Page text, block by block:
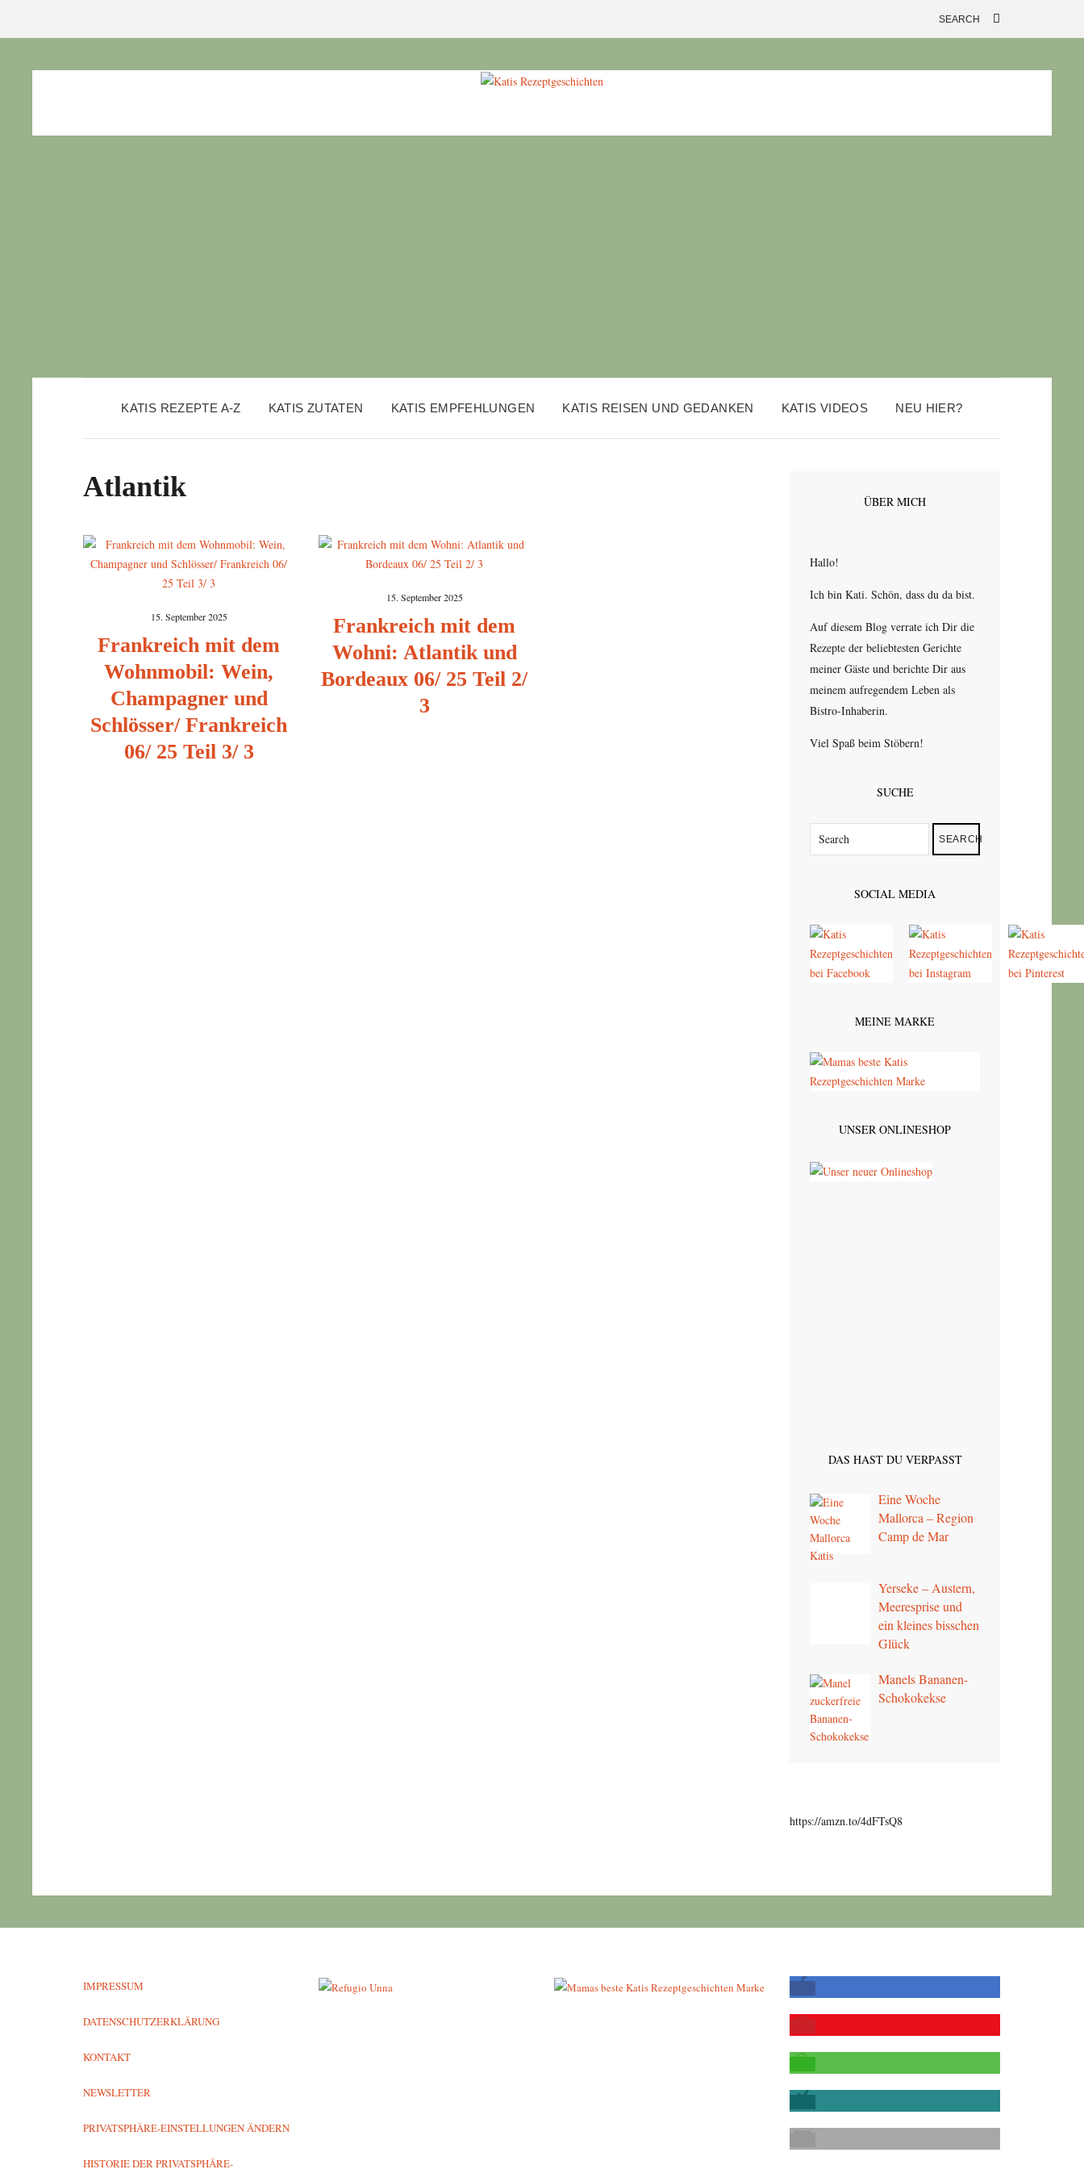
KATIS REZEPTE A-Z KATIS ZUTATEN KATIS EMPFEHLUNGEN KATIS REISEN UND GEDANKEN KATIS VIDEOS NEU HIER?
Atlantik
15. September 2025
Frankreich mit dem
Wohnmobil: Wein,
Champagner und
Schlösser/ Frankreich
06/ 25 Teil 3/ 3
15. September 2025
Frankreich mit dem
Wohni: Atlantik und
Bordeaux 06/ 25 Teil 2/
3
ÜBER MICH
Hallo!
Ich bin Kati. Schön, dass du da bist.
Auf diesem Blog verrate ich Dir die
Rezepte der beliebtesten Gerichte
meiner Gäste und berichte Dir aus
meinem aufregendem Leben als
Bistro-Inhaberin.
Viel Spaß beim Stöbern!
SUCHE
SEARCH
SOCIAL MEDIA
MEINE MARKE
UNSER ONLINESHOP
DAS HAST DU VERPASST
Eine Woche
Mallorca – Region
Camp de Mar
Yerseke – Austern,
Meeresprise und
ein kleines bisschen
Glück
Manels Bananen-
Schokokekse
https://amzn.to/4dFTsQ8
IMPRESSUM
DATENSCHUTZERKLÄRUNG
KONTAKT
NEWSLETTER
PRIVATSPHÄRE-EINSTELLUNGEN ÄNDERN
HISTORIE DER PRIVATSPHÄRE-